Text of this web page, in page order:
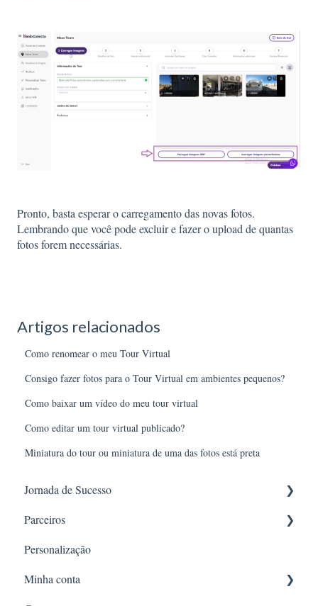
Pronto, basta esperar o carregamento das novas fotos.
Lembrando que você pode excluir e fazer o upload de quantas
fotos forem necessárias.
Artigos relacionados
Como renomear o meu Tour Virtual
Consigo fazer fotos para o Tour Virtual em ambientes pequenos?
Como baixar um vídeo do meu tour virtual
Como editar um tour virtual publicado?
Miniatura do tour ou miniatura de uma das fotos está preta
Jornada de Sucesso
Introdução
Dicas de fotografia
Banib Tech
Parceiros
OLX
Personalização
Minha conta